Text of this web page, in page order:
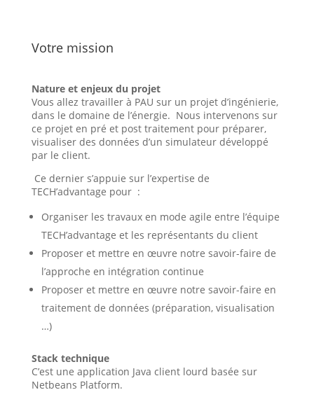
Votre mission
Nature et enjeux du projet
Vous allez travailler à PAU sur un projet d’ingénierie,
dans le domaine de l’énergie. Nous intervenons sur
ce projet en pré et post traitement pour préparer,
visualiser des données d’un simulateur développé
par le client.
Ce dernier s’appuie sur l’expertise de
TECH’advantage pour :
Organiser les travaux en mode agile entre l’équipe
TECH’advantage et les représentants du client
Proposer et mettre en œuvre notre savoir-faire de
l’approche en intégration continue
Proposer et mettre en œuvre notre savoir-faire en
traitement de données (préparation, visualisation
…)
Stack technique
C’est une application Java client lourd basée sur
Netbeans Platform.